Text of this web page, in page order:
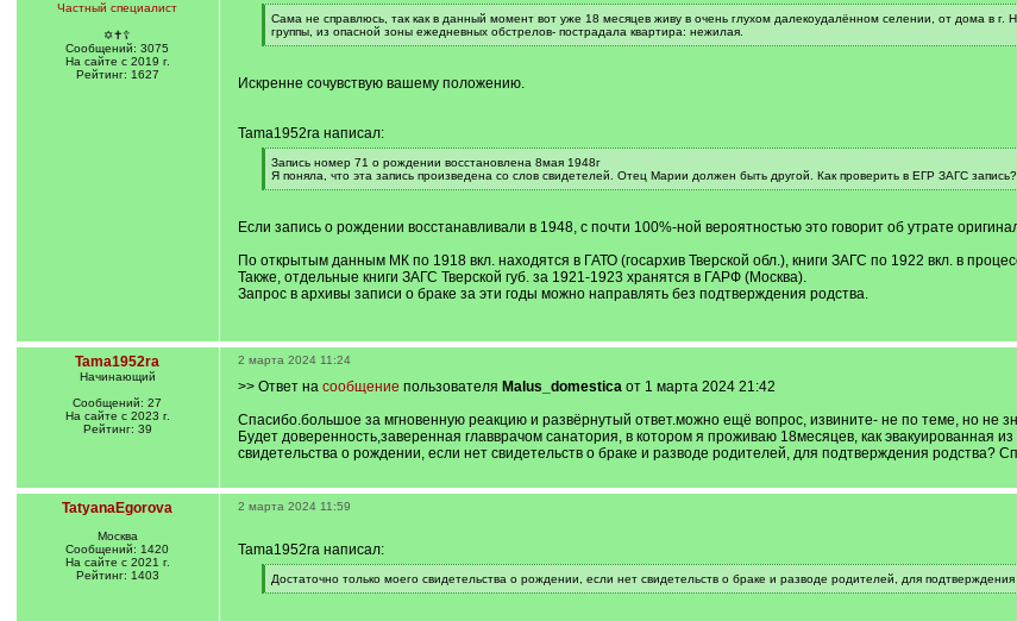
Частный специалист
✡✝☦
Сообщений: 3075
На сайте с 2019 г.
Рейтинг: 1627
[
q
]
Сама не справлюсь, так как в данный момент вот уже 18 месяцев живу в очень глухом далекоудалённом селении, от дома в г.
группы, из опасной зоны ежедневных обстрелов- пострадала квартира: нежилая.
[
]
Искренне сочувствую вашему положению.
Tama1952ra написал:
[
q
]
Запись номер 71 о рождении восстановлена 8мая 1948г
Я поняла, что эта запись произведена со слов свидетелей. Отец Марии должен быть другой. Как проверить в ЕГР ЗАГС запись?
[
Если запись о рождении восстанавливали в 1948, с почти 100%-ной вероятностью это говорит об утрате
По открытым данным МК по 1918 вкл. находятся в ГАТО (госархив Тверской обл.), книги ЗАГС по 1922 вкл. в
Также, отдельные книги ЗАГС Тверской губ. за 1921-1923 хранятся в ГАРФ (Москва).
Запрос в архивы записи о браке за эти годы можно направлять без подтверждения родства.
Tama1952ra
Начинающий
Сообщений: 27
На сайте с 2023 г.
Рейтинг: 39
2 марта 2024 11:24
>> Ответ на сообщение пользователя Malus_domesticaот 1 марта 2024 21:42
Спасибо.большое за мгновенную реакцию и развёрнутый ответ.можно ещё вопрос, извините- не по теме, но не
Будет доверенность,заверенная главврачом санатория, в котором я проживаю 18месяцев, как эвакуированная
свидетельства о рождении, если нет свидетельств о браке и разводе родителей, для подтверждения родства?
TatyanaEgorova
Москва
Сообщений: 1420
На сайте с 2021 г.
Рейтинг: 1403
2 марта 2024 11:59
Tama1952ra написал:
[
q
Достаточно только моего свидетельства о рождении, если нет свидетельств о браке и разводе родителей, для подтверждения
[